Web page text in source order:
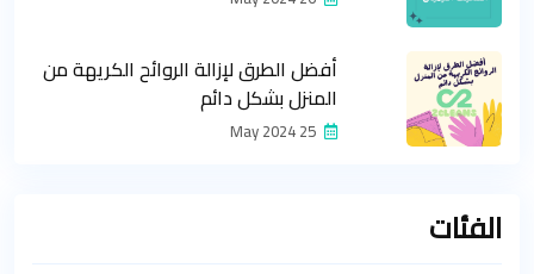
أفضل الطرق لإزالة الروائح الكريهة من
المنزل بشكل دائم
الفئات